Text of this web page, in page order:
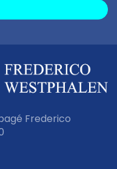
Frederico